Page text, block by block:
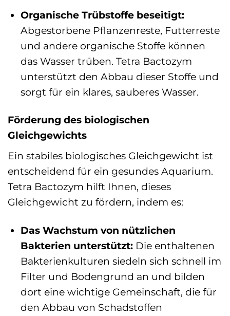
Organische Trübstoffe beseitigt:
Abgestorbene Pflanzenreste, Futterreste
und andere organische Stoffe können
das Wasser trüben. Tetra Bactozym
unterstützt den Abbau dieser Stoffe und
sorgt für ein klares, sauberes Wasser.
Förderung des biologischen
Gleichgewichts
Ein stabiles biologisches Gleichgewicht ist
entscheidend für ein gesundes Aquarium.
Tetra Bactozym hilft Ihnen, dieses
Gleichgewicht zu fördern, indem es:
Das Wachstum von nützlichen
Bakterien unterstützt:Die enthaltenen
Bakterienkulturen siedeln sich schnell im
Filter und Bodengrund an und bilden
dort eine wichtige Gemeinschaft, die für
den Abbau von Schadstoffen